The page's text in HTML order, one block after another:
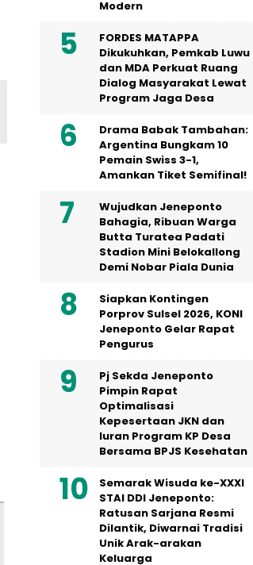
Modern
FORDES MATAPPA
Dikukuhkan, Pemkab Luwu
dan MDA Perkuat Ruang
Dialog Masyarakat Lewat
Program Jaga Desa
Drama Babak Tambahan:
Argentina Bungkam 10
Pemain Swiss 3-1,
Amankan Tiket Semifinal!
Wujudkan Jeneponto
Bahagia, Ribuan Warga
Butta Turatea Padati
Stadion Mini Belokallong
Demi Nobar Piala Dunia
Siapkan Kontingen
Porprov Sulsel 2026, KONI
Jeneponto Gelar Rapat
Pengurus
Pj Sekda Jeneponto
Pimpin Rapat
Optimalisasi
Kepesertaan JKN dan
Iuran Program KP Desa
Bersama BPJS Kesehatan
Semarak Wisuda ke-XXXI
STAI DDI Jeneponto:
Ratusan Sarjana Resmi
Dilantik, Diwarnai Tradisi
Unik Arak-arakan
Keluarga